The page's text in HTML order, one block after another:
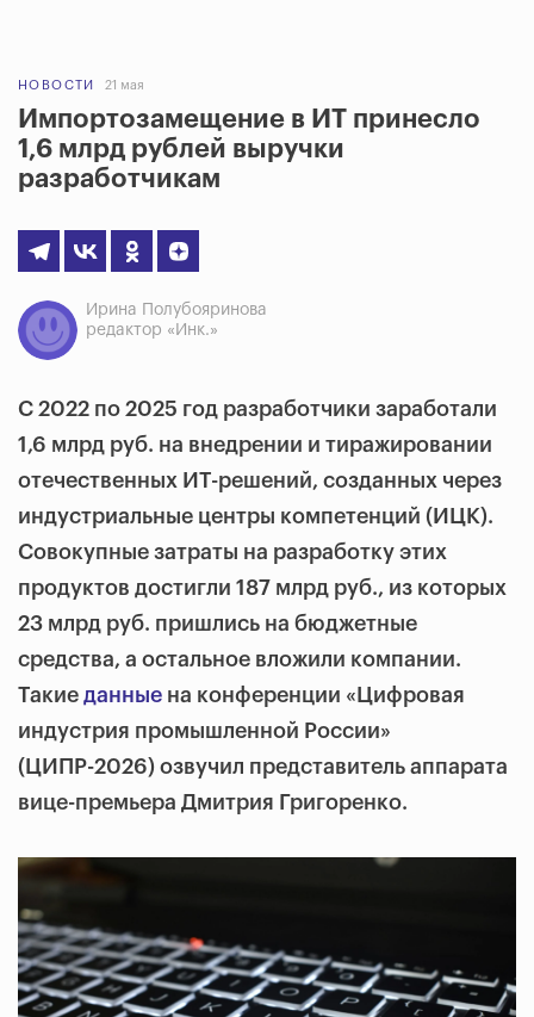
НОВОСТИ 21 мая
Импортозамещение в ИТ принесло
1,6 млрд рублей выручки
разработчикам
Ирина Полубояринова
редактор «Инк.»
С 2022 по 2025 год разработчики заработали
1,6 млрд руб. на внедрении и тиражировании
отечественных ИТ-решений, созданных через
индустриальные центры компетенций (ИЦК).
Совокупные затраты на разработку этих
продуктов достигли 187 млрд руб., из которых
23 млрд руб. пришлись на бюджетные
средства, а остальное вложили компании.
Такие данные на конференции «Цифровая
индустрия промышленной России»
(ЦИПР-2026) озвучил представитель аппарата
вице-премьера Дмитрия Григоренко.